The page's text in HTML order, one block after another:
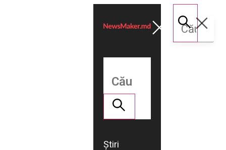
Știri